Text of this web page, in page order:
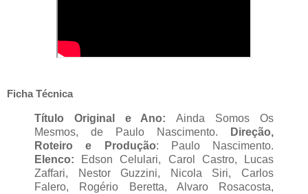
Ficha Técnica
Título Original e Ano:Ainda Somos Os
Mesmos, de Paulo Nascimento.
Direção,
Roteiro e Produção: Paulo Nascimento.
Elenco:
Edson Celulari, Carol Castro, Lucas
Zaffari, Nestor Guzzini, Nicola Siri, Carlos
Falero, Rogério Beretta, Alvaro Rosacosta,